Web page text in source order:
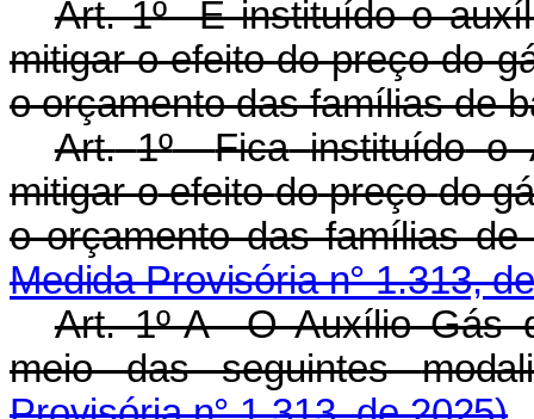
Art. 1º É instituído o
mitigar o efeito do preço do
o orçamento das famílias de
Art. 1º Fica instituído o
mitigar o efeito do preço do
o orçamento das famílias
Medida Provisória n° 1.313,
Art. 1º-A O Auxílio Gás
meio das seguintes